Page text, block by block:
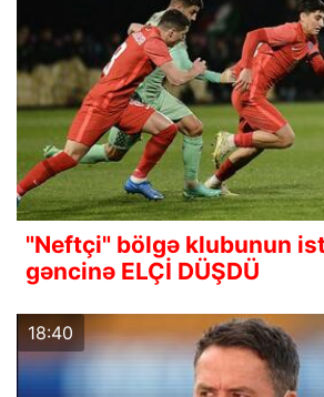
"Neftçi" bölgə klubunun
gəncinə ELÇİ DÜŞDÜ
18:40